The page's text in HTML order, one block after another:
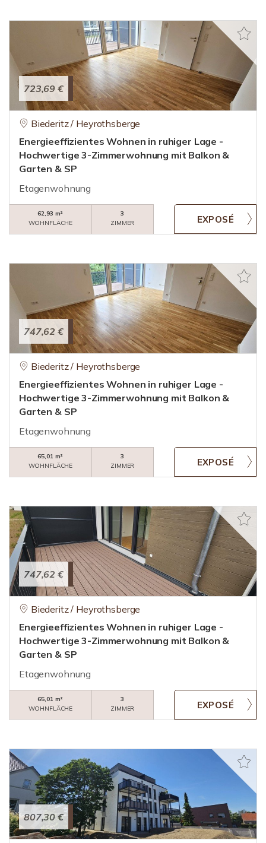
723,69 €
Biederitz / Heyrothsberge
Energieeffizientes Wohnen in ruhiger Lage -
Hochwertige 3-Zimmerwohnung mit Balkon &
Garten & SP
Etagenwohnung
62,93 m²
WOHNFLÄCHE
3
ZIMMER
747,62 €
Biederitz / Heyrothsberge
Energieeffizientes Wohnen in ruhiger Lage -
Hochwertige 3-Zimmerwohnung mit Balkon &
Garten & SP
Etagenwohnung
65,01 m²
WOHNFLÄCHE
3
ZIMMER
747,62 €
Biederitz / Heyrothsberge
Energieeffizientes Wohnen in ruhiger Lage -
Hochwertige 3-Zimmerwohnung mit Balkon &
Garten & SP
Etagenwohnung
65,01 m²
WOHNFLÄCHE
3
ZIMMER
807,30 €